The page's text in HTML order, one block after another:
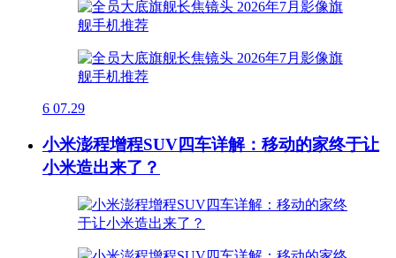
6 07.29
小米澎程增程SUV四车详解：移动的家终于让
小米造出来了？